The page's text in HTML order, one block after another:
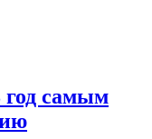
год самым